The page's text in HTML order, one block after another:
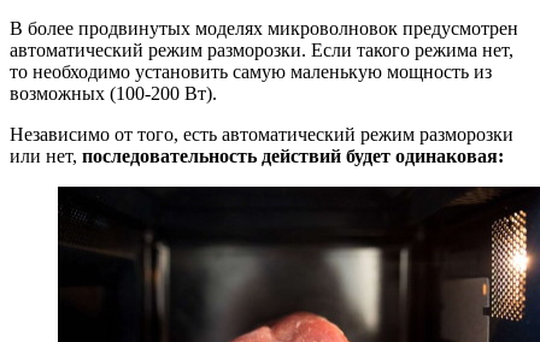
В более продвинутых моделях микроволновок предусмотрен
автоматический режим разморозки. Если такого режима нет,
то необходимо установить самую маленькую мощность из
возможных (100-200 Вт).
Независимо от того, есть автоматический режим разморозки
или нет, последовательность действий будет одинаковая: